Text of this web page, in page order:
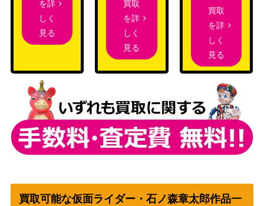
を詳
しく
見る
買取
を詳
しく
見る
買取
を詳
しく
見る
買取可能な仮面ライダー・石ノ森章太郎作品一